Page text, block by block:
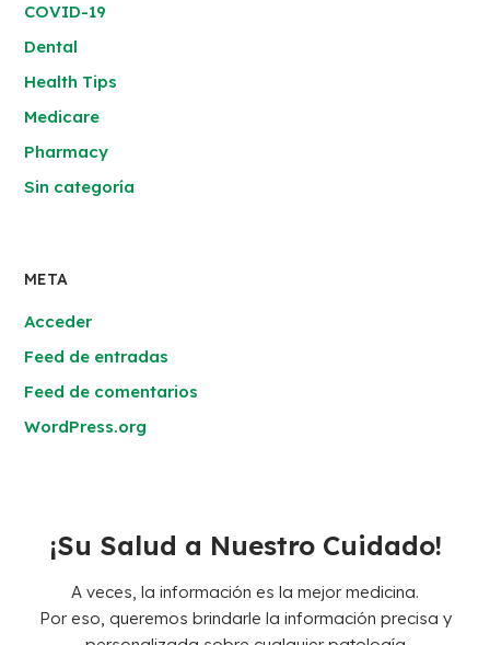
COVID-19
Dental
Health Tips
Medicare
Pharmacy
Sin categoría
META
Acceder
Feed de entradas
Feed de comentarios
WordPress.org
¡Su Salud a Nuestro Cuidado!
A veces, la información es la mejor medicina.
Por eso, queremos brindarle la información precisa y